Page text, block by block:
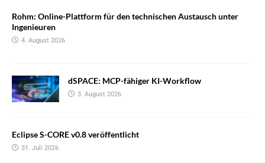
Rohm: Online-Plattform für den technischen Austausch unter
Ingenieuren
4. August 2026
dSPACE: MCP-fähiger KI-Workflow
3. August 2026
Eclipse S-CORE v0.8 veröffentlicht
31. Juli 2026